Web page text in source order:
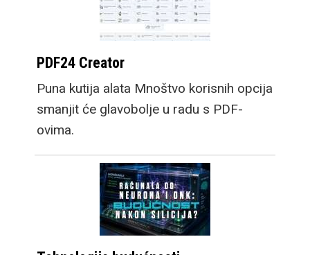
PDF24 Creator
Puna kutija alata Mnoštvo korisnih opcija
smanjit će glavobolje u radu s PDF-
ovima.